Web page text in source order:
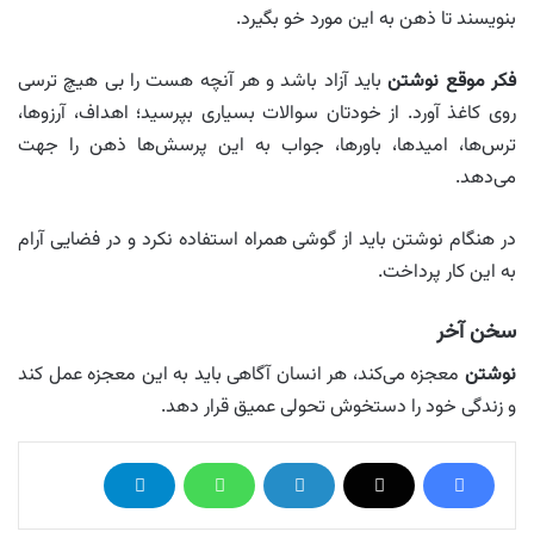
بنویسند تا ذهن به این مورد خو بگیرد.
فکر موقع نوشتنباید آزاد باشد و هر آنچه هست را بی هیچ ترسی
روی کاغذ آورد. از خودتان سوالات بسیاری بپرسید؛ اهداف، آرزوها،
ترس‌ها، امیدها، باورها، جواب به این پرسش‌ها ذهن را جهت
می‌دهد.
در هنگام نوشتن باید از گوشی همراه استفاده نکرد و در فضایی آرام
به این کار پرداخت.
سخن آخر
نوشتن معجزه می‌کند، هر انسان آگاهی باید به این معجزه عمل کند
و زندگی خود را دستخوش تحولی عمیق قرار دهد.